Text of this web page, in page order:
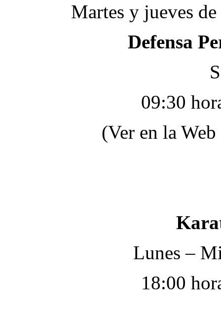
Martes y jueves
Defensa
09:30
(Ver en la
Lunes –
18:00